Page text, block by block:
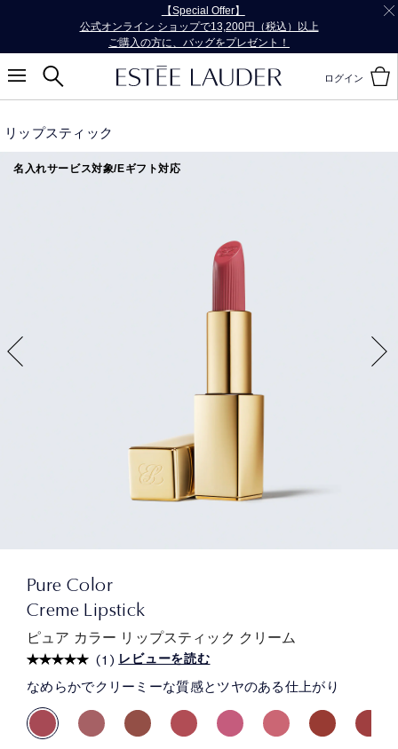
【Special Offer】
公式オンライン ショップで13,200円（税込）以上
ご購入の方に、バッグをプレゼント！
ログイン
リップスティック
名入れサービス対象/Eギフト対応
Pure Color
Creme Lipstick
ピュア カラー リップスティック クリーム
(1 ) レビューを読む
なめらかでクリーミーな質感とツヤのある仕上がり